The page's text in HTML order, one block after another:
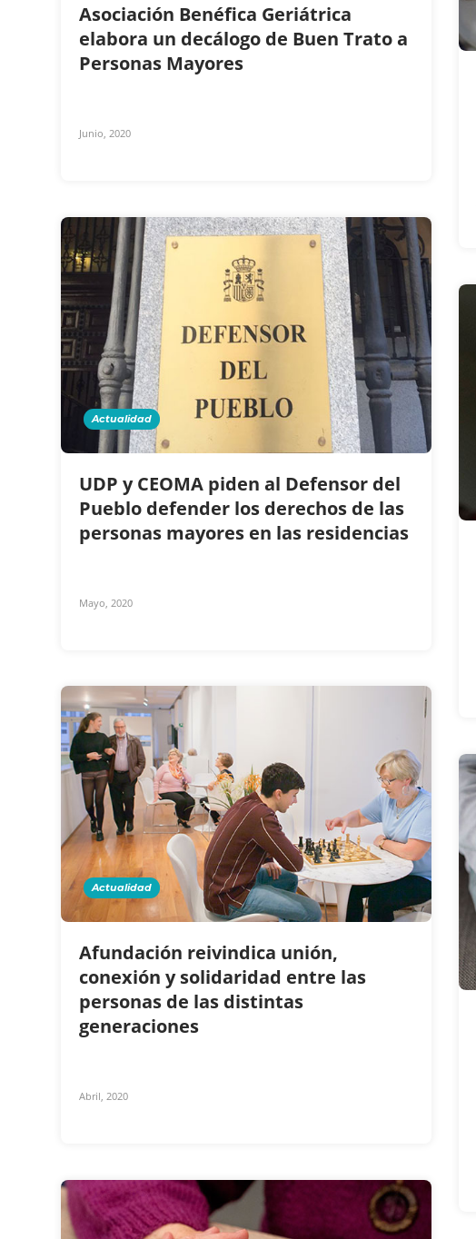
Asociación Benéfica Geriátrica
elabora un decálogo de Buen Trato a
Personas Mayores
Junio, 2020
Actualidad
UDP y CEOMA piden al Defensor del
Pueblo defender los derechos de las
personas mayores en las residencias
Mayo, 2020
Actualidad
Afundación reivindica unión,
conexión y solidaridad entre las
personas de las distintas
generaciones
Abril, 2020